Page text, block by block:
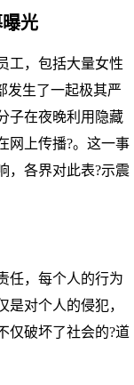
光
工，包括大量女性
发生了一起极其严
子在夜晚利用隐藏
网上传播?。这一事
，各界对此表?示震
任，每个人的行为
对个人的侵犯，
仅破坏了社会的?道